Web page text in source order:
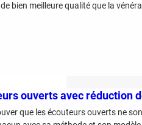
bien meilleure qualité que la
ouverts avec réduction
que les écouteurs ouverts ne